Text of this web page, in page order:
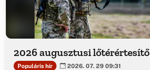
2026 augusztusi lőtérértesítő
Populáris hír 2026. 07. 29 09:31